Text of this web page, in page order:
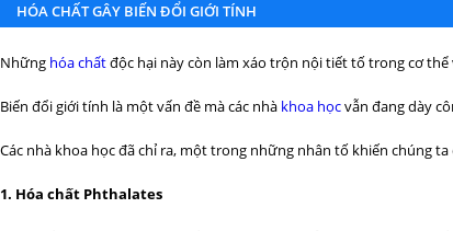
HÓA CHẤT GÂY BIẾN ĐỔI GIỚI TÍNH
Những hóa chấtđộc hại này còn làm xáo trộn nội tiết tố trong cơ
Biến đổi giới tính là một vấn đề mà các nhà khoa họcvẫn đang dày
Các nhà khoa học đã chỉ ra, một trong những nhân tố khiến chúng
1. Hóa chất Phthalates